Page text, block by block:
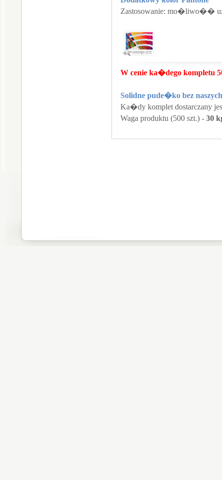
Zastosowanie: mo�liwo��
W cenie ka�dego kompletu
Solidne pude�ko bez
Ka�dy komplet dostarczany
Waga produktu (500 szt.) - 30